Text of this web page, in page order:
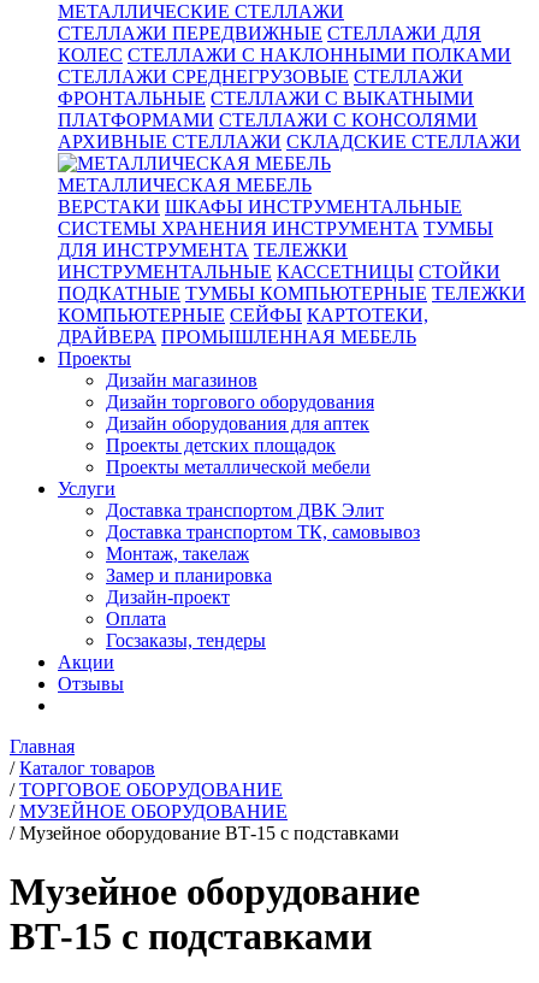
МЕТАЛЛИЧЕСКИЕ СТЕЛЛАЖИ
СТЕЛЛАЖИ ПЕРЕДВИЖНЫЕ СТЕЛЛАЖИ ДЛЯ
КОЛЕС СТЕЛЛАЖИ С НАКЛОННЫМИ ПОЛКАМИ
СТЕЛЛАЖИ СРЕДНЕГРУЗОВЫЕ СТЕЛЛАЖИ
ФРОНТАЛЬНЫЕ СТЕЛЛАЖИ С ВЫКАТНЫМИ
ПЛАТФОРМАМИ СТЕЛЛАЖИ С КОНСОЛЯМИ
АРХИВНЫЕ СТЕЛЛАЖИ СКЛАДСКИЕ СТЕЛЛАЖИ
МЕТАЛЛИЧЕСКАЯ МЕБЕЛЬ
ВЕРСТАКИ ШКАФЫ ИНСТРУМЕНТАЛЬНЫЕ
СИСТЕМЫ ХРАНЕНИЯ ИНСТРУМЕНТА ТУМБЫ
ДЛЯ ИНСТРУМЕНТА ТЕЛЕЖКИ
ИНСТРУМЕНТАЛЬНЫЕ КАССЕТНИЦЫ СТОЙКИ
ПОДКАТНЫЕ ТУМБЫ КОМПЬЮТЕРНЫЕ ТЕЛЕЖКИ
КОМПЬЮТЕРНЫЕ СЕЙФЫ КАРТОТЕКИ,
ДРАЙВЕРА ПРОМЫШЛЕННАЯ МЕБЕЛЬ
Проекты
Дизайн магазинов
Дизайн торгового оборудования
Дизайн оборудования для аптек
Проекты детских площадок
Проекты металлической мебели
Услуги
Доставка транспортом ДВК Элит
Доставка транспортом ТК, самовывоз
Монтаж, такелаж
Замер и планировка
Дизайн-проект
Оплата
Госзаказы, тендеры
Акции
Отзывы
Главная
/ Каталог товаров
/ ТОРГОВОЕ ОБОРУДОВАНИЕ
/ МУЗЕЙНОЕ ОБОРУДОВАНИЕ
/ Музейное оборудование ВТ-15 с подставками
Музейное оборудование
ВТ-15 с подставками